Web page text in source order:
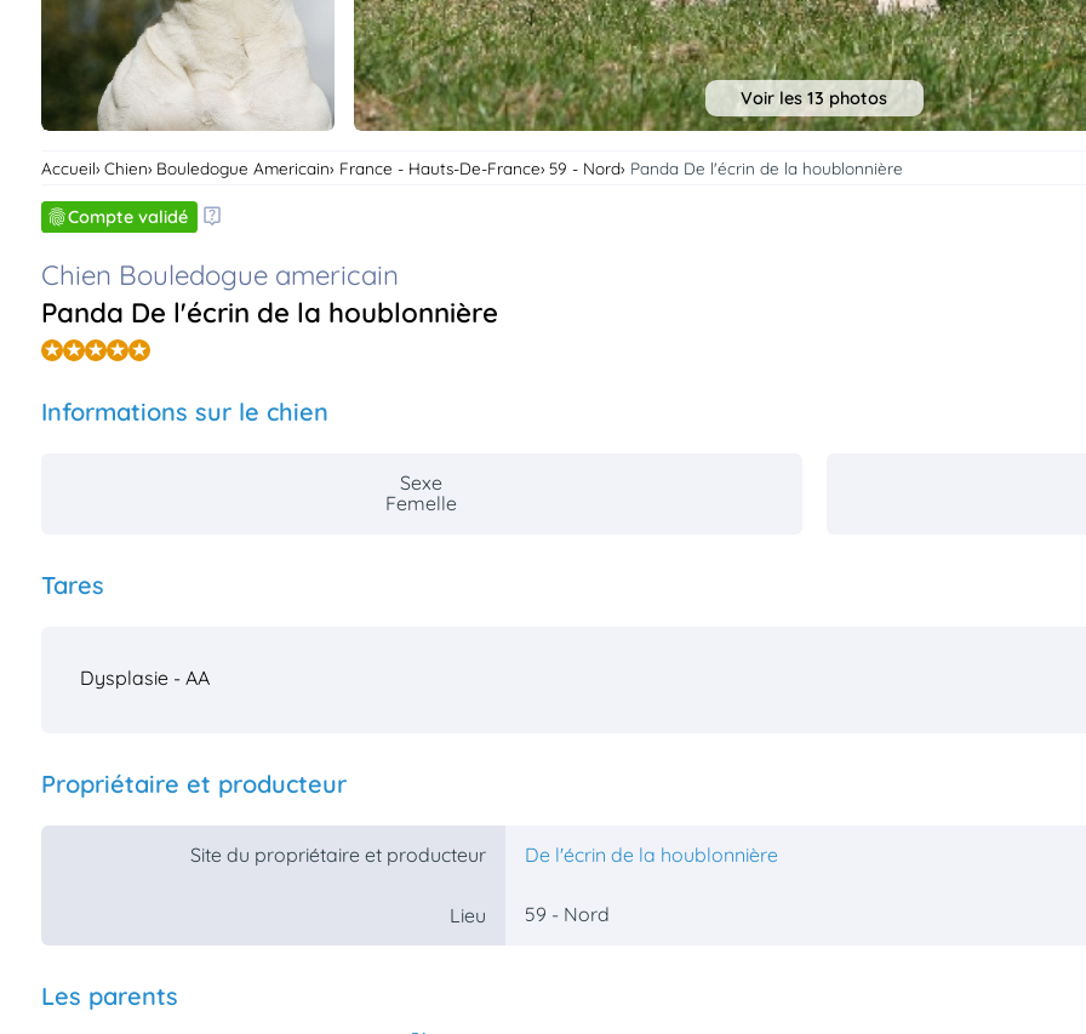
Voir les 13 photos
Accueil Chien Bouledogue Americain France - Hauts-De-France 59 - Nord Panda De l'écrin de la houblonnière
Compte validé
Chien Bouledogue americain
Panda De l'écrin de la houblonnière
Informations sur le chien
Sexe
Femelle
Tares
Dysplasie - AA
Propriétaire et producteur
Site du propriétaire et producteur De l'écrin de la houblonnière
Lieu 59 - Nord
Les parents